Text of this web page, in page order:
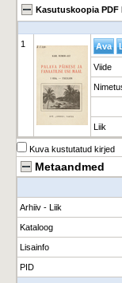
Kasutuskoopia PDF
1
Viide
Liik
Kuva kustutatud kirjed
Metaandmed
Arhiiv - Liik
Kataloog
Lisainfo
PID